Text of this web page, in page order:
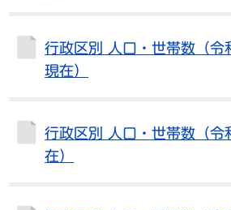
行政区別 人口・世帯数（令
現在）
行政区別 人口・世帯数（
在）